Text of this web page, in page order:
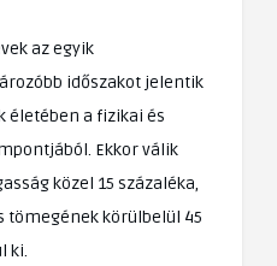
az egyik
életében a fizikai és
Ekkor válik
közel 15 százaléka,
tömegének körülbelül 45
ki.